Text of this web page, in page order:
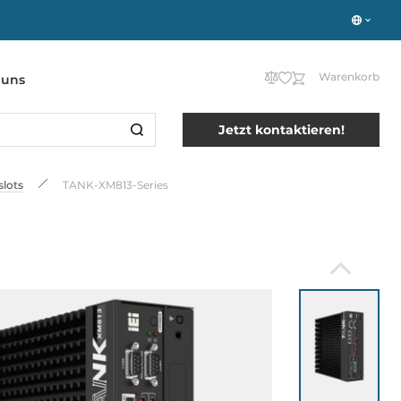
Warenkorb
Jetzt kontaktieren!
TANK-XM813-Series